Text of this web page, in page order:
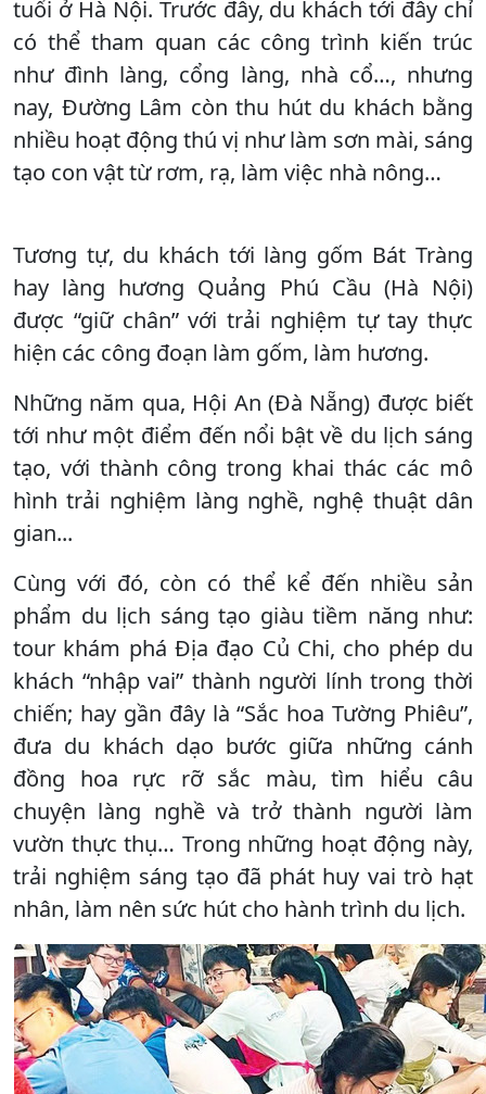
tuổi ở Hà Nội. Trước đây, du khách tới đây chỉ
có thể tham quan các công trình kiến trúc
như đình làng, cổng làng, nhà cổ…, nhưng
nay, Đường Lâm còn thu hút du khách bằng
nhiều hoạt động thú vị như làm sơn mài, sáng
tạo con vật từ rơm, rạ, làm việc nhà nông…
Tương tự, du khách tới làng gốm Bát Tràng
hay làng hương Quảng Phú Cầu (Hà Nội)
được “giữ chân” với trải nghiệm tự tay thực
hiện các công đoạn làm gốm, làm hương.
Những năm qua, Hội An (Đà Nẵng) được biết
tới như một điểm đến nổi bật về du lịch sáng
tạo, với thành công trong khai thác các mô
hình trải nghiệm làng nghề, nghệ thuật dân
gian...
Cùng với đó, còn có thể kể đến nhiều sản
phẩm du lịch sáng tạo giàu tiềm năng như:
tour khám phá Địa đạo Củ Chi, cho phép du
khách “nhập vai” thành người lính trong thời
chiến; hay gần đây là “Sắc hoa Tường Phiêu”,
đưa du khách dạo bước giữa những cánh
đồng hoa rực rỡ sắc màu, tìm hiểu câu
chuyện làng nghề và trở thành người làm
vườn thực thụ… Trong những hoạt động này,
trải nghiệm sáng tạo đã phát huy vai trò hạt
nhân, làm nên sức hút cho hành trình du lịch.